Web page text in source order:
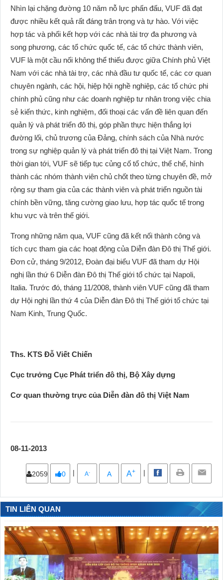
Nhìn lại chặng đường 10 năm nỗ lực phấn đấu, VUF đã đạt
được nhiều kết quả rất đáng trân trọng và tự hào. Với việc
hợp tác và phối kết hợp với các nhà tài trợ đa phương và
song phương, các tổ chức quốc tế, các tổ chức thành viên,
VUF là một cầu nối không thể thiếu được giữa Chính phủ Việt
Nam với các nhà tài trợ, các nhà đầu tư quốc tế, các cơ quan
chuyên ngành, các hội, hiệp hội nghề nghiệp, các tổ chức phi
chính phủ cũng như các doanh nghiệp tư nhân trong việc chia
sẻ kiến thức, kinh nghiệm, đối thoại các vấn đề liên quan đến
quản lý và phát triển đô thị, góp phần thực hiện thắng lợi
đường lối, chủ trương của Đảng, chính sách của Nhà nước
trong sự nghiệp quản lý và phát triển đô thị tại Việt Nam. Trong
thời gian tới, VUF sẽ tiếp tục củng cố tổ chức, thể chế, hình
thành các nhóm thành viên chủ chốt theo từng chuyên đề, mở
rộng sự tham gia của các thành viên và phát triển nguồn tài
chính bền vững, tăng cường giao lưu, hợp tác quốc tế trong
khu vực và trên thế giới.
Trong những năm qua, VUF cũng đã kết nối thành công và
tích cực tham gia các hoạt động của Diễn đàn Đô thị Thế giới.
Đơn cử, tháng 9/2012, Đoàn đại biểu VUF đã tham dự Hội
nghị lần thứ 6 Diễn đàn Đô thị Thế giới tổ chức tại Napoli,
Italia. Trước đó, tháng 11/2008, thành viên VUF cũng đã tham
dự Hội nghị lần thứ 4 của Diễn đàn Đô thị Thế giới tổ chức tại
Nam Kinh, Trung Quốc.
Ths. KTS Đỗ Viết Chiến
Cục trưởng Cục Phát triển đô thị, Bộ Xây dựng
Cơ quan thường trực của Diễn đàn đô thị Việt Nam
08-11-2013
2059 0 | A- A A+ |
TIN LIÊN QUAN